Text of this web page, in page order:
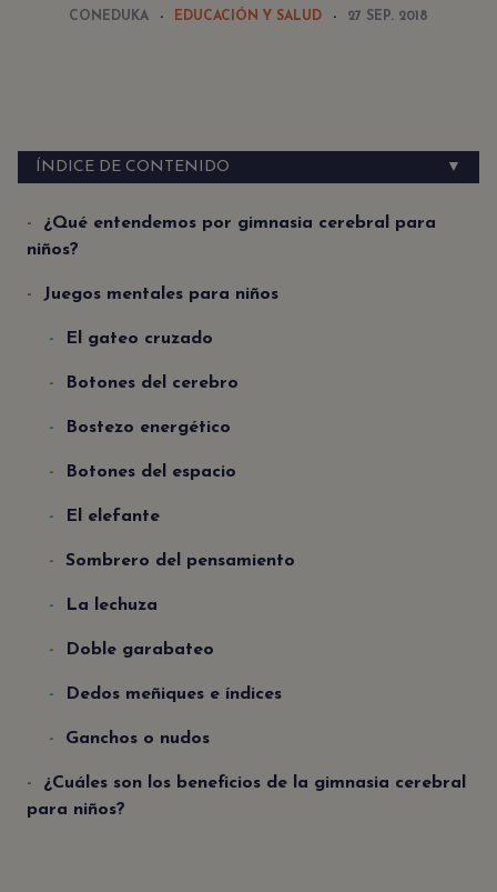
CONEDUKA EDUCACIÓN Y SALUD 27 SEP. 2018
ÍNDICE DE CONTENIDO ▼
¿Qué entendemos por gimnasia cerebral para
niños?
Juegos mentales para niños
El gateo cruzado
Botones del cerebro
Bostezo energético
Botones del espacio
El elefante
Sombrero del pensamiento
La lechuza
Doble garabateo
Dedos meñiques e índices
Ganchos o nudos
¿Cuáles son los beneficios de la gimnasia cerebral
para niños?